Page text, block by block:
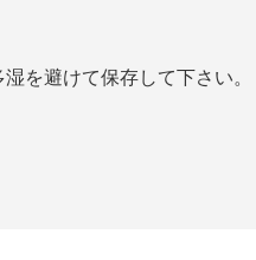
を避けて保存して下さい。